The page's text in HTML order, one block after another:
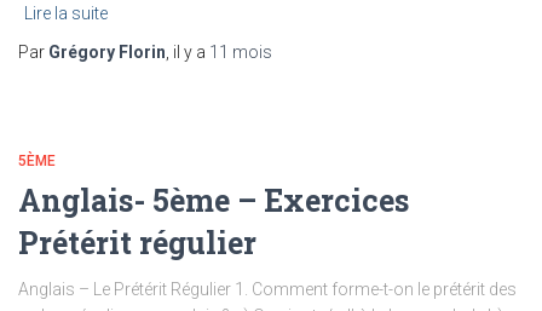
Lire la suite
Par Grégory Florin , il y a 11 mois
5ÈME
Anglais- 5ème – Exercices
Prétérit régulier
Anglais – Le Prétérit Régulier 1. Comment forme-t-on le prétérit des